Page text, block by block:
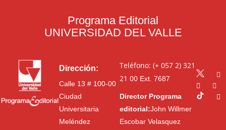
Programa Editorial
UNIVERSIDAD DEL VALLE
Dirección:
Calle 13 # 100-00
Ciudad
Universitaria
Meléndez
Teléfono: (+ 057 2) 321
21 00Ext. 7687
Director Programa
editorial:John Willmer
Escobar Velasquez